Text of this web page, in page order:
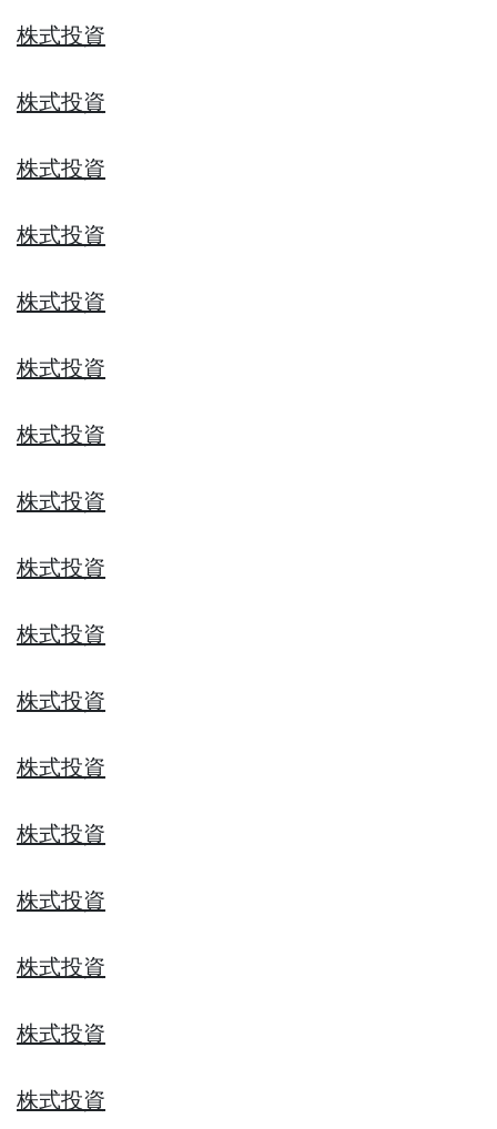
株式投資
株式投資
株式投資
株式投資
株式投資
株式投資
株式投資
株式投資
株式投資
株式投資
株式投資
株式投資
株式投資
株式投資
株式投資
株式投資
株式投資